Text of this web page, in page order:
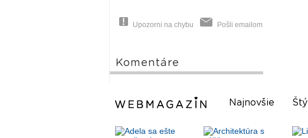
Upozorni na chybu Pošli emailom
Komentáre
Najnovšie Štýl